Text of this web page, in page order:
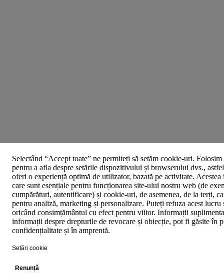
Selectând “Accept toate” ne permiteți să setăm cookie-uri.
pentru a afla despre setările dispozitivului și browserului dvs.,
oferi o experiență optimă de utilizator, bazată pe activitate.
care sunt esențiale pentru funcționarea site-ului nostru web (de
cumpărături, autentificare) și cookie-uri, de asemenea, de la terți,
pentru analiză, marketing și personalizare. Puteți refuza acest
oricând consimțământul cu efect pentru viitor. Informații
informații despre drepturile de revocare și obiecție, pot fi găsite în
confidențialitate și în amprentă.
Setări cookie
Renunță